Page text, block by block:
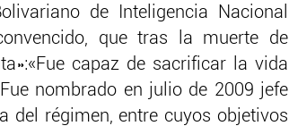
de Inteligencia Nacional
que tras la muerte de
capaz de sacrificar la vida
nombrado en julio de 2009 jefe
del régimen, entre cuyos objetivos